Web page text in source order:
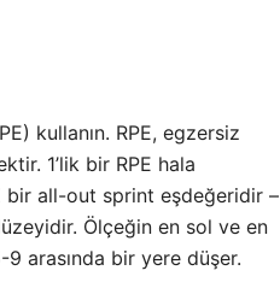
kullanın. RPE, egzersiz
1’lik bir RPE hala
bir all-out sprint eşdeğeridir –
Ölçeğin en sol ve en
arasında bir yere düşer.